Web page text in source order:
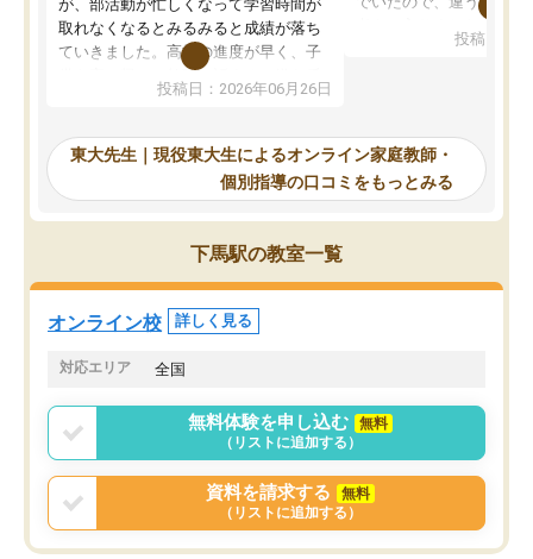
が、部活動が忙しくなって学習時間が
取れなくなるとみるみると成績が落ち
ていきました。高校の進度が早く、子
供も家に帰って勉強の話すると嫌な反
応を示します。東大先生にお願いして
れるので、親としても安心です。毎日
使える自習室とかもあり、わからない
ところがあれば先生が回答してくれる
のも重宝しています。
投稿日：2026年06月26日
で、当初は模試でD判定
自習室が毎日使えていつ
るのが心強かったよう
謝です。
投稿日：
東大先生｜現役東大生によるオンライン家庭教師・
個別指導の口コミをもっとみる
下馬駅の教室一覧
オンライン校 詳しく見る
対応エリア 全国
無料体験を申し込む
無料
（リストに追加する）
資料を請求する
無料
（リストに追加する）